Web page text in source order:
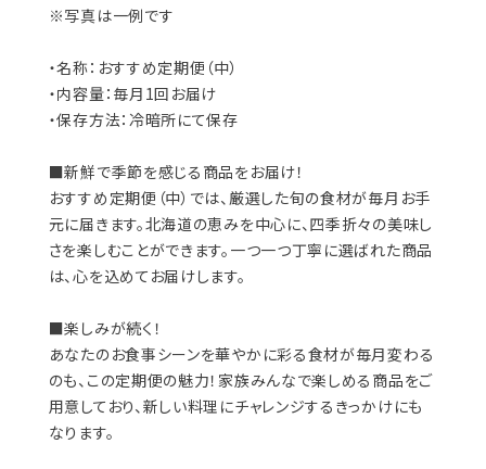
※写真は一例です
・名称：おすすめ定期便（中）
・内容量：毎月1回お届け
・保存方法：冷暗所にて保存
■新鮮で季節を感じる商品をお届け！
おすすめ定期便（中）では、厳選した旬の食材が毎月お手
元に届きます。北海道の恵みを中心に、四季折々の美味し
さを楽しむことができます。一つ一つ丁寧に選ばれた商品
は、心を込めてお届けします。
■楽しみが続く！
あなたのお食事シーンを華やかに彩る食材が毎月変わる
のも、この定期便の魅力！家族みんなで楽しめる商品をご
用意しており、新しい料理にチャレンジするきっかけにも
なります。